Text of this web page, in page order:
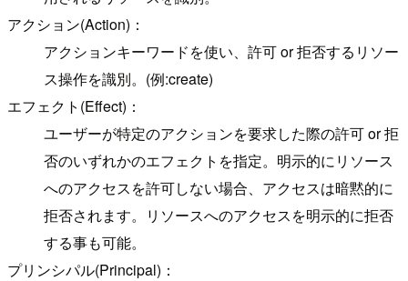
アクション(Action)：
アクションキーワードを使い、許可 or 拒否するリソー
ス操作を識別。(例:create)
エフェクト(Effect)：
ユーザーが特定のアクションを要求した際の許可 or 拒
否のいずれかのエフェクトを指定。明示的にリソース
へのアクセスを許可しない場合、アクセスは暗黙的に
拒否されます。リソースへのアクセスを明示的に拒否
する事も可能。
プリンシパル(Principal)：